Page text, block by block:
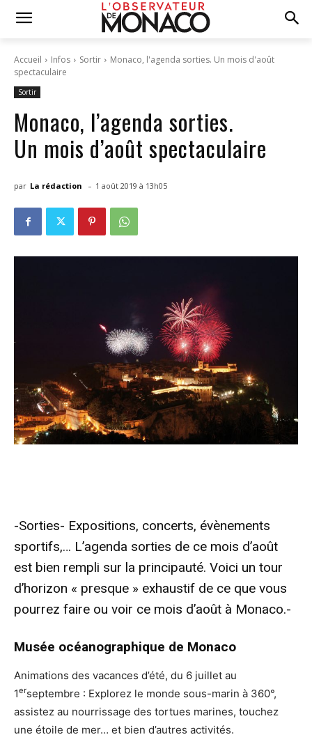
Accueil Infos Sortir
Monaco, l'agenda sorties. Un mois d'août
spectaculaire
Sortir
Monaco, l’agenda sorties.
Un mois d’août spectaculaire
par La rédaction - 1 août 2019 à 13h05
-Sorties- Expositions, concerts, évènements
sportifs,… L’agenda sorties de ce mois d’août
est bien rempli sur la principauté. Voici un tour
d’horizon « presque » exhaustif de ce que vous
pourrez faire ou voir ce mois d’août à Monaco.-
Musée océanographique de Monaco
Animations des vacances d’été, du 6 juillet au
1erseptembre : Explorez le monde sous-marin à 360°,
assistez au nourrissage des tortues marines, touchez
une étoile de mer… et bien d’autres activités.